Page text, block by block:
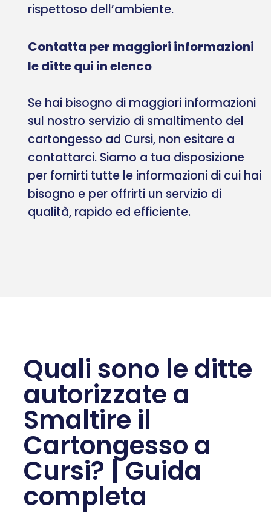
rispettoso dell’ambiente.
Contatta per maggiori informazioni
le ditte qui in elenco
Se hai bisogno di maggiori informazioni
sul nostro servizio di smaltimento del
cartongesso ad Cursi, non esitare a
contattarci. Siamo a tua disposizione
per fornirti tutte le informazioni di cui hai
bisogno e per offrirti un servizio di
qualità, rapido ed efficiente.
Quali sono le ditte
autorizzate a
Smaltire il
Cartongesso a
Cursi? | Guida
completa